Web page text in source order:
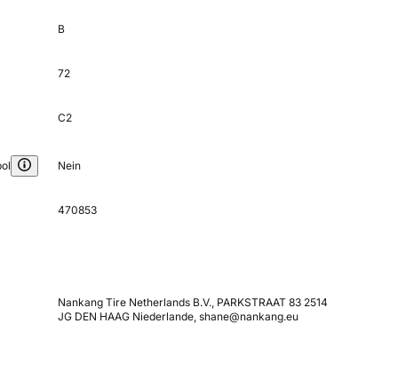
B
72
C2
Nein
470853
Nankang Tire Netherlands B.V., PARKSTRAAT 83 2514
JG DEN HAAG Niederlande, shane@nankang.eu